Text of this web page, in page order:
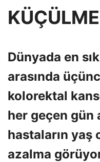
Dünyada en
arasında
kolorektal
her geçen gün
hastaların yaş
azalma